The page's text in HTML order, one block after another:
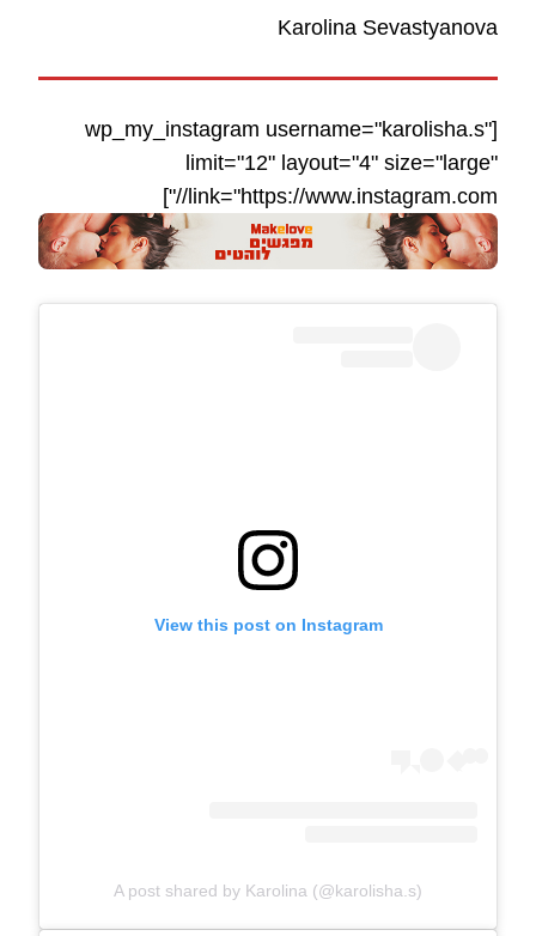
Karolina Sevastyanova
[wp_my_instagram username="karolisha.s"
limit="12" layout="4" size="large"
link="https://www.instagram.com//"]
View this post on Instagram
A post shared by Karolina (@karolisha.s)